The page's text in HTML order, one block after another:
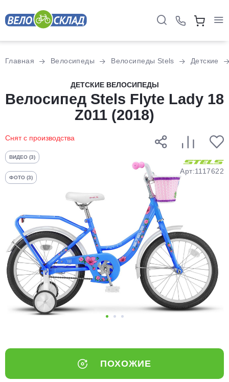
Главная Велосипеды Велосипеды Stels Детские
ДЕТСКИЕ ВЕЛОСИПЕДЫ
Велосипед Stels Flyte Lady 18
Z011 (2018)
Снят с производства
ВИДЕО (3)
ФОТО (3)
Арт:1117622
ПОХОЖИЕ
Разбейте
оплатуна части
без переплат
График платежей
Добавляйте товары
в корзину
Оплачивайте сегодня только
25% картой любого банка
выбранный способом